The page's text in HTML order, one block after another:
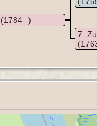
(1784 – )
7